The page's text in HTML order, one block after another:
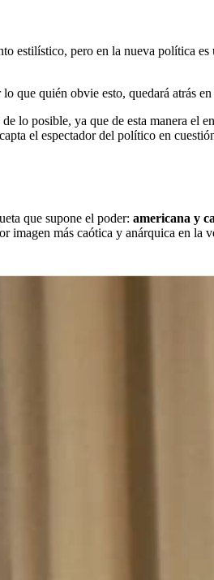
estilístico, pero en la nueva política
lo que quién obvie esto, quedará atrás
lo posible, ya que de esta manera el
el espectador del político en
que supone el poder: americana y
imagen más caótica y anárquica en la